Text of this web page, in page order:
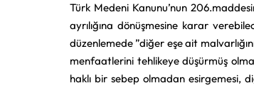
Türk Medeni Kanunu’nun
ayrılığına dönüşmesine karar
düzenlemede ”diğer eşe ait
menfaatlerini tehlikeye düşürmüş
haklı bir sebep olmadan esirgemesi,